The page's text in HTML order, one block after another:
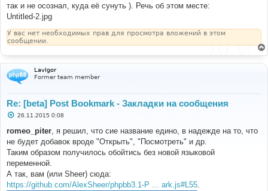
так и не осознал, куда её сунуть ). Речь об этом месте:
Untitled-2.jpg
У вас нет необходимых прав для просмотра вложений в этом
сообщении.
LavIgor
Former team member
Re: [beta] Post Bookmark - Закладки на сообщения
С
о
б
щ
е
н
и
е
26.11.2015 0:08
romeo_piter, я решил, что сие название едино, в надежде на то, что
не будет добавок вроде "Открыть", "Посмотреть" и др.
Таким образом получилось обойтись без новой языковой
переменной.
А так, вам (или Sheer) сюда:
https://github.com/AlexSheer/phpbb3.1-P ... ark.js#L55.